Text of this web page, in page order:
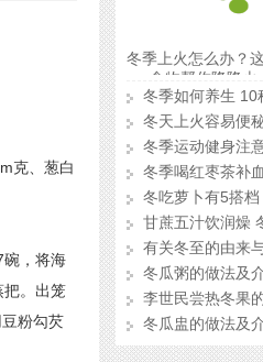
克、葱白
，将海
把。出笼
粉勾芡
冬季上火怎么办？
食物帮你降降火
冬季如何养生 10
冬天上火容易便
冬季运动健身注
冬季喝红枣茶补
冬吃萝卜有5搭
甘蔗五汁饮润燥
有关冬至的由来
冬瓜粥的做法及
李世民尝热冬果
冬瓜盅的做法及